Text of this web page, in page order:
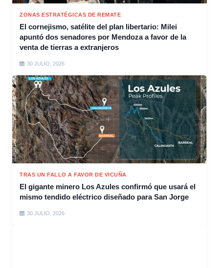
ZONAS ESTRATÉGICAS DE REMATE
El cornejismo, satélite del plan libertario: Milei
apuntó dos senadores por Mendoza a favor de la
venta de tierras a extranjeros
30 JULIO, 2026
TRAS UN FALLO A FAVOR DE VICUÑA
El gigante minero Los Azules confirmó que usará el
mismo tendido eléctrico diseñado para San Jorge
30 JULIO, 2026